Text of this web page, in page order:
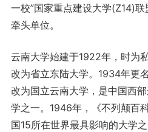
一校”国家重点建设大学(Z14)
牵头单位。
云南大学始建于1922年，时为
改为省立东陆大学。1934年更
改为国立云南大学，是中国西
学之一。1946年，《不列颠百
国15所在世界最具影响的大学